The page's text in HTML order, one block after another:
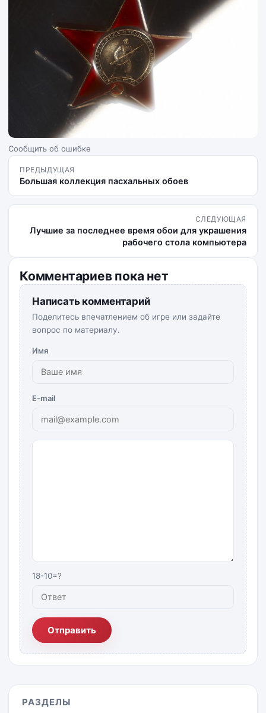
Сообщить об ошибке
ПРЕДЫДУЩАЯ
Большая коллекция пасхальных обоев
СЛЕДУЮЩАЯ
Лучшие за последнее время обои для украшения
рабочего стола компьютера
Комментариев пока нет
Написать комментарий
Поделитесь впечатлением об игре или задайте
вопрос по материалу.
Имя
E-mail
18-10=?
Отправить
РАЗДЕЛЫ